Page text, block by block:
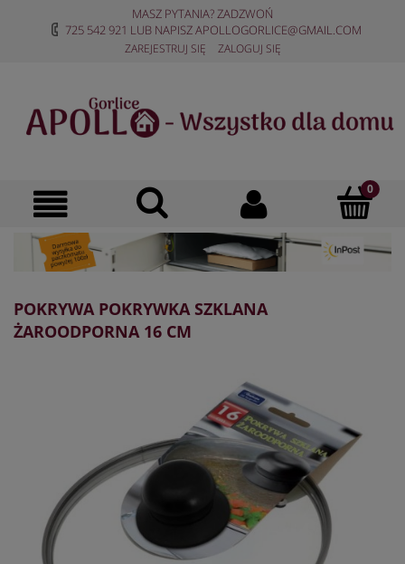
MASZ PYTANIA? ZADZWOŃ
725 542 921 LUB NAPISZAPOLLOGORLICE@GMAIL.COM
ZAREJESTRUJ SIĘ ZALOGUJ SIĘ
POKRYWA POKRYWKA SZKLANA
ŻAROODPORNA 16 CM